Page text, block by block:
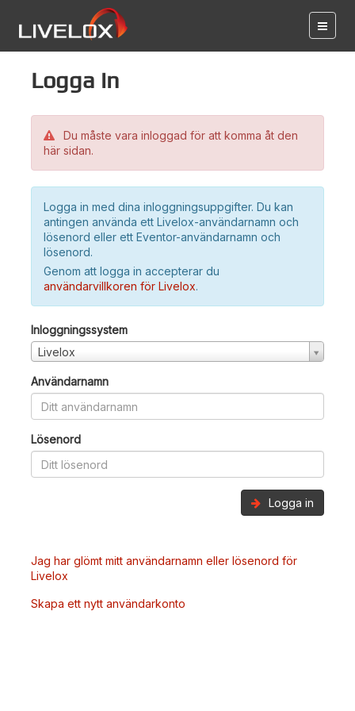
Logga in
Du måste vara inloggad för att komma åt den
här sidan.
Logga in med dina inloggningsuppgifter. Du kan
antingen använda ett Livelox-användarnamn och
lösenord eller ett Eventor-användarnamn och
lösenord.
Genom att logga in accepterar du
användarvillkoren för Livelox.
Inloggningssystem
Livelox
Användarnamn
Lösenord
Logga in
Jag har glömt mitt användarnamn eller lösenord för
Livelox
Skapa ett nytt användarkonto